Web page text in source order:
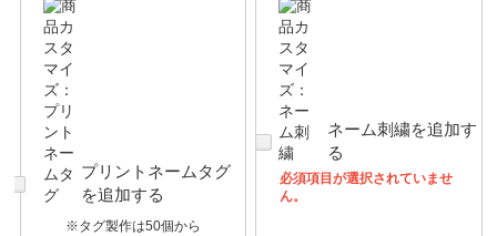
プリントネームタグ
を追加する
※タグ製作は50個から
ネーム刺繍を追加す
る
必須項目が選択されていませ
ん。